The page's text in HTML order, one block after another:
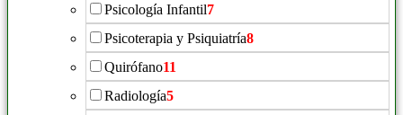
Psicología Infantil7
Psicoterapia y Psiquiatría8
Quirófano11
Radiología5